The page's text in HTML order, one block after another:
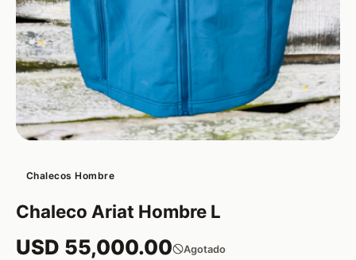
Chalecos Hombre
Chaleco Ariat Hombre L
USD 55,000.00 Agotado